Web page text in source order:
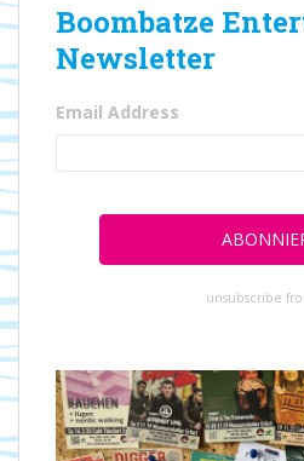
Boombatze
Newsletter
Email Address
unsubscribe